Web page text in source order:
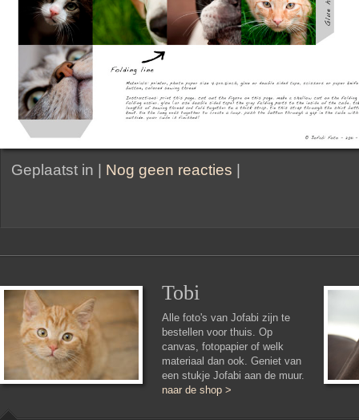
Geplaatst in | Nog geen reacties |
Tobi
Alle foto's van Jofabi zijn te
bestellen voor thuis. Op
canvas, fotopapier of welk
materiaal dan ook. Geniet van
een stukje Jofabi aan de muur.
naar de shop >